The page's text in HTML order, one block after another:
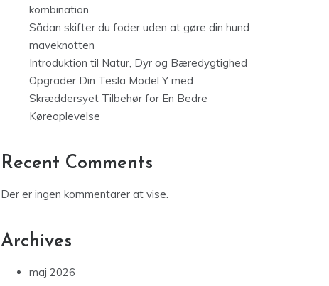
kombination
Sådan skifter du foder uden at gøre din hund
maveknotten
Introduktion til Natur, Dyr og Bæredygtighed
Opgrader Din Tesla Model Y med
Skræddersyet Tilbehør for En Bedre
Køreoplevelse
Recent Comments
Der er ingen kommentarer at vise.
Archives
maj 2026